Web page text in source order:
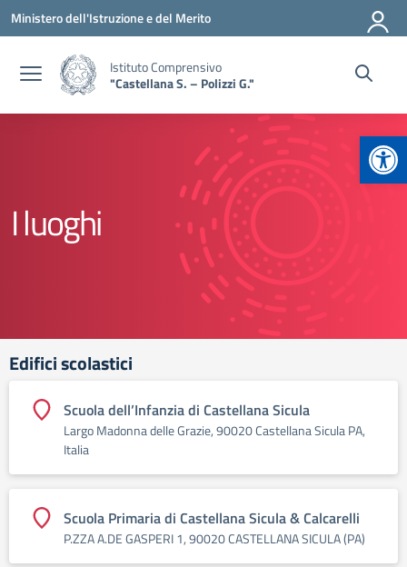
Vai ai contenuti
Vai al menu di navigazione
Vai al footer
Ministero dell'Istruzione e del Merito
Istituto Comprensivo
"Castellana S. – Polizzi G."
I luoghi
Edifici scolastici
Scuola dell’Infanzia di Castellana Sicula
Largo Madonna delle Grazie, 90020 Castellana Sicula PA,
Italia
Scuola Primaria di Castellana Sicula & Calcarelli
P.ZZA A.DE GASPERI 1, 90020 CASTELLANA SICULA (PA)